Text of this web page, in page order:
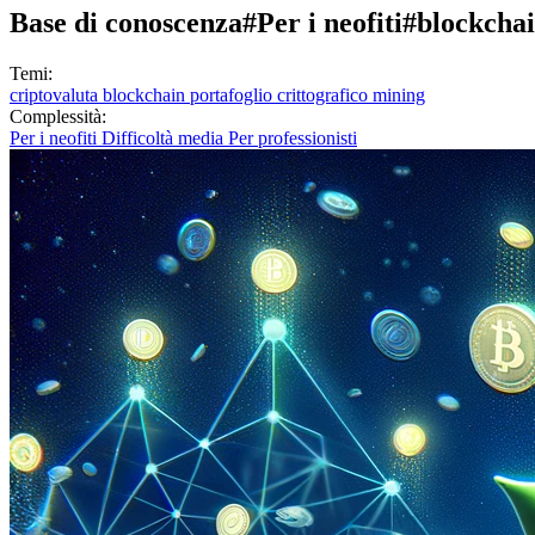
Base di conoscenza#Per i neofiti
Temi:
criptovaluta blockchain portafoglio crittografico mining
Complessità:
Per i neofiti Difficoltà media Per professionisti